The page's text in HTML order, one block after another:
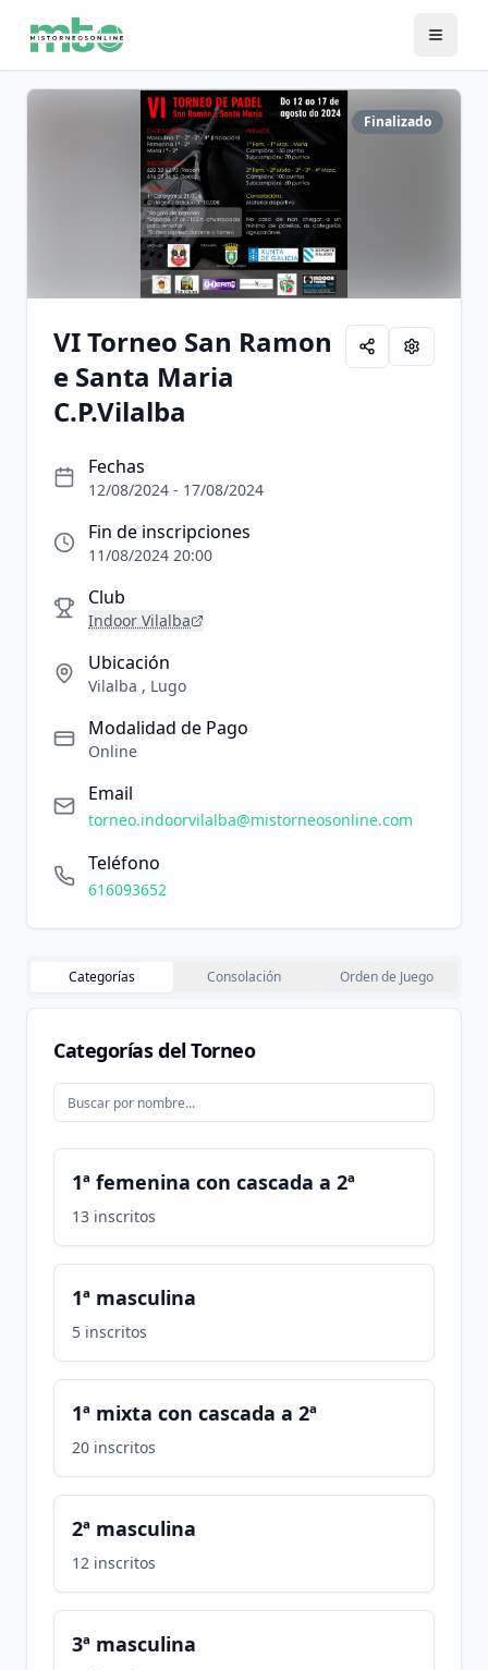
Finalizado
VI Torneo San Ramon
e Santa Maria
C.P.Vilalba
Fechas
12/08/2024 - 17/08/2024
Fin de inscripciones
11/08/2024 20:00
Club
Indoor Vilalba
Ubicación
Vilalba , Lugo
Modalidad de Pago
Online
Email
torneo.indoorvilalba@mistorneosonline.com
Teléfono
616093652
Categorías Consolación Orden de Juego
Categorías del Torneo
1ª femenina con cascada a 2ª
13 inscritos
1ª masculina
5 inscritos
1ª mixta con cascada a 2ª
20 inscritos
2ª masculina
12 inscritos
3ª masculina